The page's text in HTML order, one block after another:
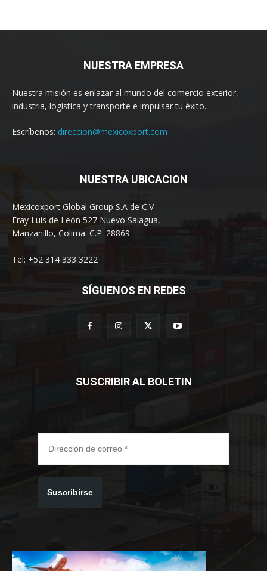
NUESTRA EMPRESA
Nuestra misión es enlazar al mundo del comercio exterior,
industria, logística y transporte e impulsar tu éxito.
Escríbenos: direccion@mexicoxport.com
NUESTRA UBICACION
Mexicoxport Global Group S.A de C.V
Fray Luis de León 527 Nuevo Salagua,
Manzanillo, Colima. C.P. 28869
Tel: +52 314 333 3222
SÍGUENOS EN REDES
SUSCRIBIR AL BOLETIN
Suscribirse